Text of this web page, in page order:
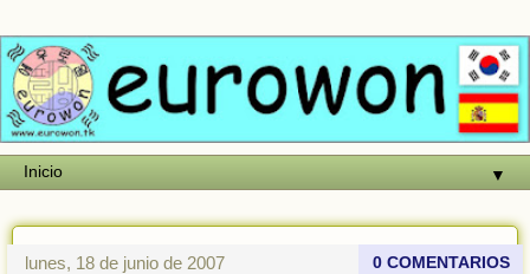
▼
lunes, 18 de junio de 2007 0 COMENTARIOS